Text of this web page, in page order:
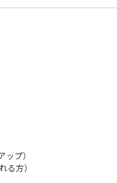
プ）
る方）